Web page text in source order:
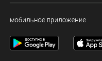
мобильное приложение